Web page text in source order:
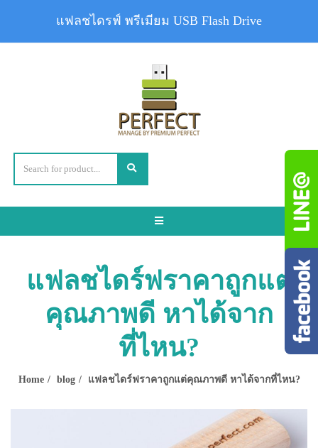
Toggle
แฟลชไดร์ฟราคาถูกแต่
คุณภาพดี หาได้จาก
ที่ไหน?
Home blog แฟลชไดร์ฟราคาถูกแต่คุณภาพดี หาได้จากที่ไหน?
แฟลชไดรฟ์ พรีเมียม USB Flash Drive